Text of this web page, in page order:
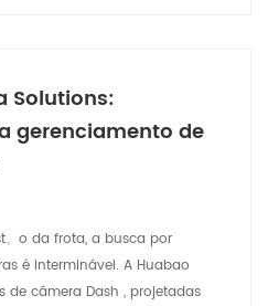
Solutions:
gerenciamento de
o da frota, a busca por
é interminável. A Huabao
câmera Dash , projetadas